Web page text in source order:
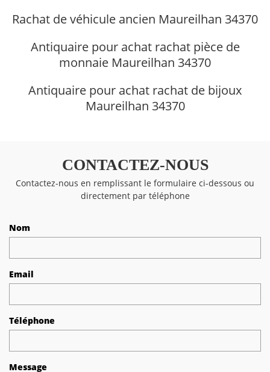
Rachat de véhicule ancien Maureilhan 34370
Antiquaire pour achat rachat pièce de
monnaie Maureilhan 34370
Antiquaire pour achat rachat de bijoux
Maureilhan 34370
CONTACTEZ-NOUS
Contactez-nous en remplissant le formulaire ci-dessous ou
directement par téléphone
Nom
Email
Téléphone
Message